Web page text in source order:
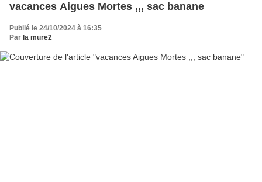
vacances Aigues Mortes ,,, sac banane
Publié le 24/10/2024 à 16:35
Par la mure2